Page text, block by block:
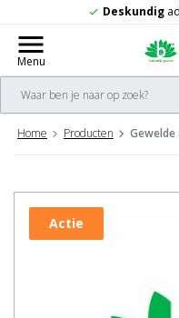
advies over jouw gezondheid
menu
Menu
Home Producten
Actie